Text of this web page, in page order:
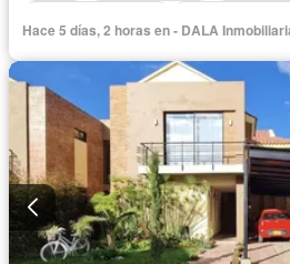
Hace 5 días, 2 horas en - DALA